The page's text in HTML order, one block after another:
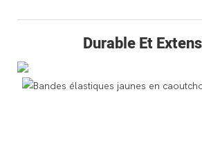
Durable Et